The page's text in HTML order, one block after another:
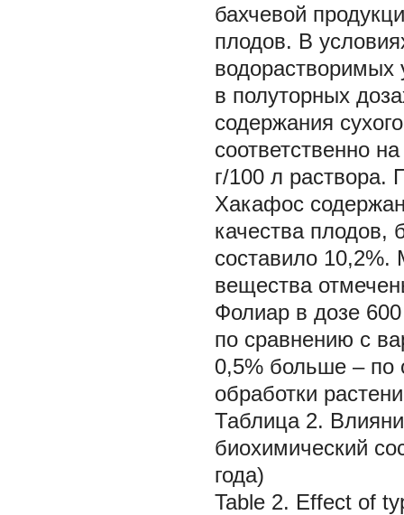
бахчевой
плодов. В
в полуторных
содержания
соответственно
г/100 л раствора.
Хакафос
качества плодов,
составило 10,2%.
вещества
Фолиар в дозе
по сравнению с
0,5% больше – по
обработки
Таблица 2.
биохимический
года)
Table 2. Effect of